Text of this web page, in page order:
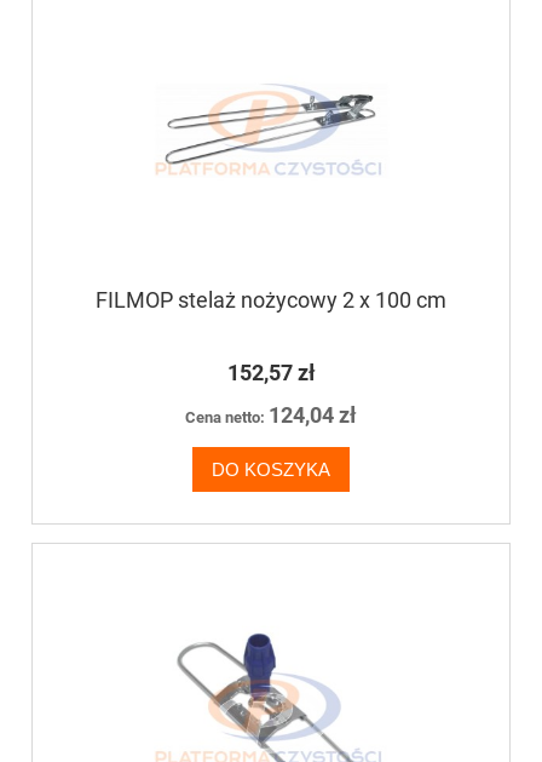
FILMOP stelaż nożycowy 2 x 100 cm
152,57 zł
Cena netto: 124,04 zł
DO KOSZYKA